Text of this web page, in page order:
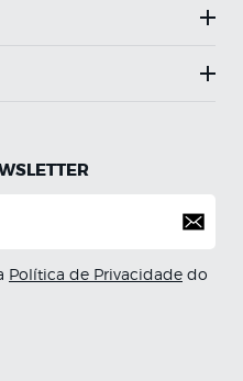
Política de Privacidade do